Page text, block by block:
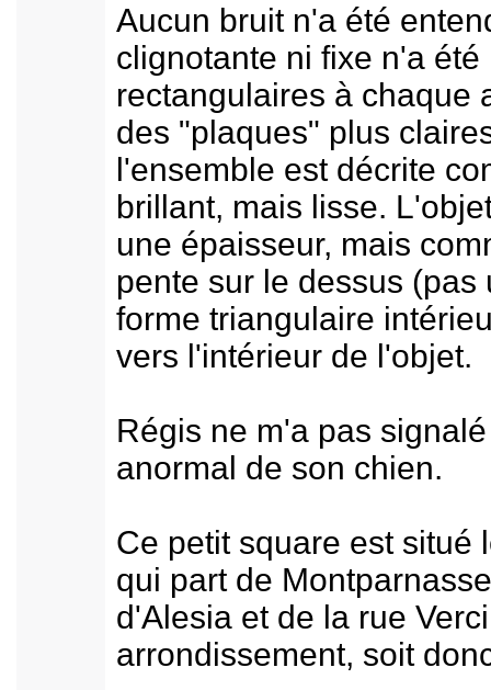
Aucun bruit n'a été
clignotante ni fixe n'a
rectangulaires à chaque
des "plaques" plus
l'ensemble est décrite
brillant, mais lisse.
une épaisseur, mais
pente sur le dessus
forme triangulaire
vers l'intérieur de l'objet.
Régis ne m'a pas
anormal de son chien.
Ce petit square est situé
qui part de
d'Alesia et de la rue
arrondissement, soit